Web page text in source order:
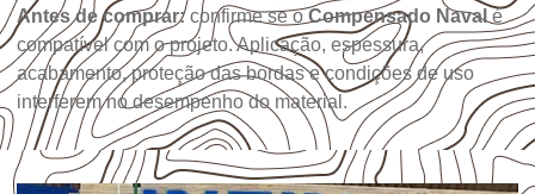
Antes de comprar:confirme se oCompensado Navalé
compatível com o projeto. Aplicação, espessura,
acabamento, proteção das bordas e condições de uso
interferem no desempenho do material.